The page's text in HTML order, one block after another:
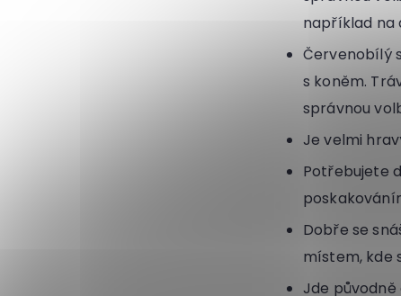
například na
Červenobílý
s koněm.
správnou
Je velmi
Potřebujete
Dobře se
místem, kde
Jde